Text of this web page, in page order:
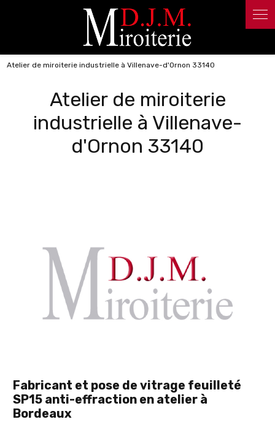
Atelier de miroiterie industrielle à Villenave-d'Ornon 33140
Atelier de miroiterie
industrielle à Villenave-
d'Ornon 33140
Fabricant et pose de vitrage feuilleté
SP15 anti-effraction en atelier à
Bordeaux
Panneau de gestion des cookies